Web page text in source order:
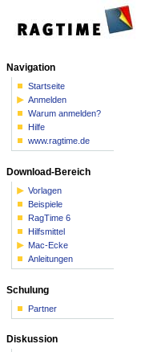
Navigation
Startseite
Anmelden
Warum anmelden?
Hilfe
www.ragtime.de
Download-Bereich
Vorlagen
Beispiele
RagTime 6
Hilfsmittel
Mac-Ecke
Anleitungen
Schulung
Partner
Diskussion